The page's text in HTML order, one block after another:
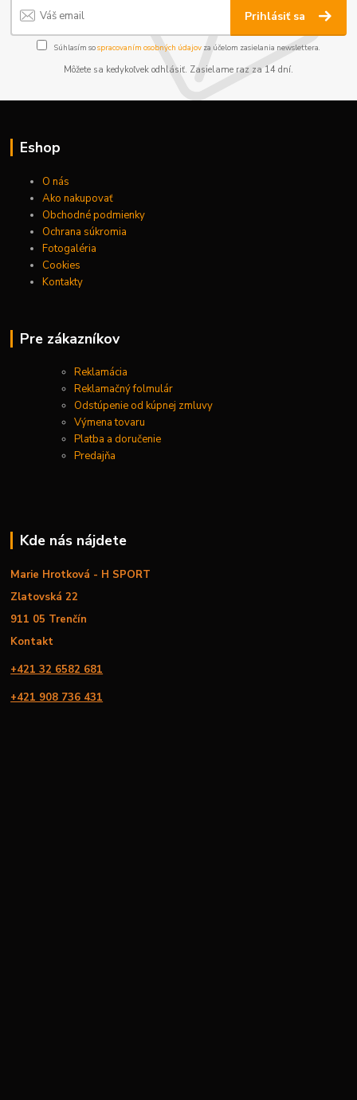
Prihlásiť sa
Súhlasím sospracovaním osobných údajov za účelom zasielania newslettera.
Môžete sa kedykoľvek odhlásiť. Zasielame raz za 14 dní.
Eshop
O nás
Ako nakupovať
Obchodné podmienky
Ochrana súkromia
Fotogaléria
Cookies
Kontakty
Pre zákazníkov
Reklamácia
Reklamačný folmulár
Odstúpenie od kúpnej zmluvy
Výmena tovaru
Platba a doručenie
Predajňa
Kde nás nájdete
Marie Hrotková - H SPORT
Zlatovská 22
911 05 Trenčín
Kontakt
+421 32 6582 681
+421 908 736 431